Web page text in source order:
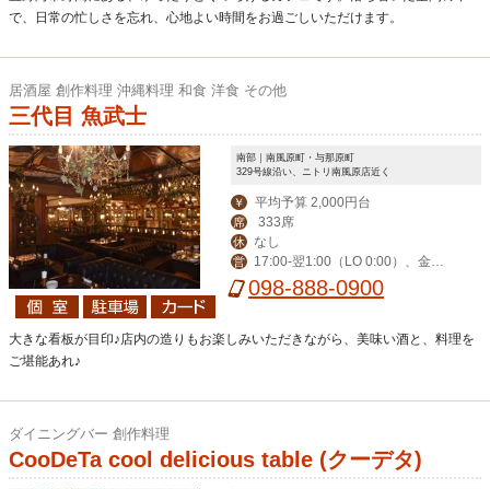
で、日常の忙しさを忘れ、心地よい時間をお過ごしいただけます。
居酒屋 創作料理 沖縄料理 和食 洋食 その他
三代目 魚武士
南部｜南風原町・与那原町
329号線沿い、ニトリ南風原店近く
￥ 平均予算 2,000円台
席 333席
休 なし
営
17:00-翌1:00（LO 0:00）、金土
祝前17:00-翌2:00（LO 翌1:00）
098-888-0900
大きな看板が目印♪店内の造りもお楽しみいただきながら、美味い酒と、料理を
ご堪能あれ♪
ダイニングバー 創作料理
CooDeTa cool delicious table (クーデタ)